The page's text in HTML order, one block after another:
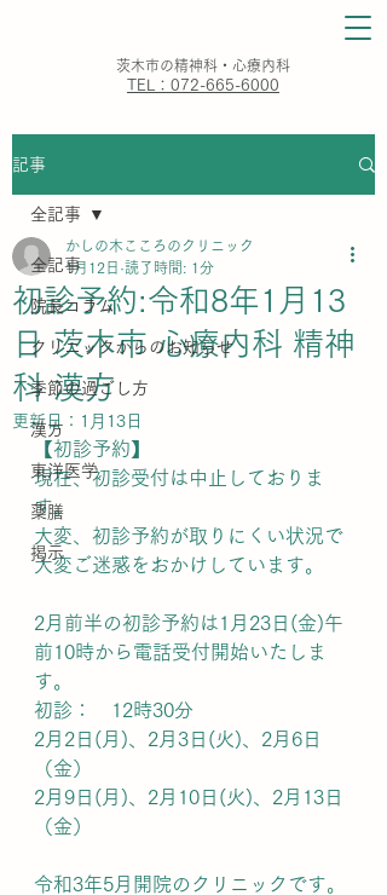
​茨木市の精神科・心療内科
TEL：072-665-6000
記事
全記事
院長コラム
クリニックからのお知らせ
季節の過ごし方
漢方
東洋医学
薬膳
掲示
全記事
初診予約:令和8年1月13
日 茨木市 心療内科 精神
科 漢方
かしの木こころのクリニック
1月12日 読了時間: 1分
更新日： 1月13日
【初診予約】
現在、初診受付は中止しておりま
す。
大変、初診予約が取りにくい状況で
大変ご迷惑をおかけしています。
2月前半の初診予約は1月23日(金)午
前10時から電話受付開始いたしま
す。
初診：　12時30分
2月2日(月)、2月3日(火)、2月6日
（金）
2月9日(月)、2月10日(火)、2月13日
（金）
令和3年5月開院のクリニックです。